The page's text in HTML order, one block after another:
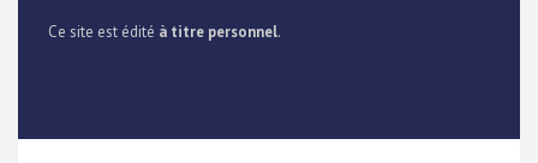
Ce site est édité à titre personnel.